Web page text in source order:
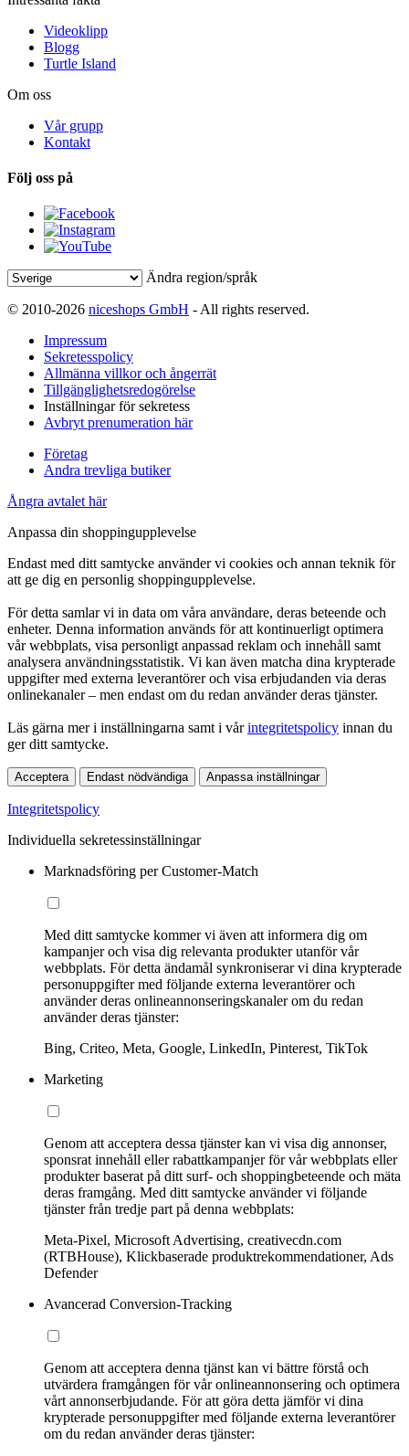
Videoklipp
Blogg
Turtle Island
Om oss
Vår grupp
Kontakt
Följ oss på
Ändra region/språk
© 2010-2026 niceshops GmbH - All rights reserved.
Impressum
Sekretesspolicy
Allmänna villkor och ångerrät
Tillgänglighetsredogörelse
Inställningar för sekretess
Avbryt prenumeration här
Företag
Andra trevliga butiker
Ångra avtalet här
Anpassa din shoppingupplevelse
Endast med ditt samtycke använder vi cookies och annan teknik för
att ge dig en personlig shoppingupplevelse.
För detta samlar vi in data om våra användare, deras beteende och
enheter. Denna information används för att kontinuerligt optimera
vår webbplats, visa personligt anpassad reklam och innehåll samt
analysera användningsstatistik. Vi kan även matcha dina krypterade
uppgifter med externa leverantörer och visa erbjudanden via deras
onlinekanaler – men endast om du redan använder deras tjänster.
Läs gärna mer i inställningarna samt i vårintegritetspolicy innan du
ger ditt samtycke.
Acceptera Endast nödvändiga Anpassa inställningar
Integritetspolicy
Individuella sekretessinställningar
Marknadsföring per Customer-Match
Med ditt samtycke kommer vi även att informera dig om
kampanjer och visa dig relevanta produkter utanför vår
webbplats. För detta ändamål synkroniserar vi dina krypterade
personuppgifter med följande externa leverantörer och
använder deras onlineannonseringskanaler om du redan
använder deras tjänster:
Bing, Criteo, Meta, Google, LinkedIn, Pinterest, TikTok
Marketing
Genom att acceptera dessa tjänster kan vi visa dig annonser,
sponsrat innehåll eller rabattkampanjer för vår webbplats eller
produkter baserat på ditt surf- och shoppingbeteende och mäta
deras framgång. Med ditt samtycke använder vi följande
tjänster från tredje part på denna webbplats:
Meta-Pixel, Microsoft Advertising, creativecdn.com
(RTBHouse), Klickbaserade produktrekommendationer, Ads
Defender
Avancerad Conversion-Tracking
Genom att acceptera denna tjänst kan vi bättre förstå och
utvärdera framgången för vår onlineannonsering och optimera
vårt annonserbjudande. För att göra detta jämför vi dina
krypterade personuppgifter med följande externa leverantörer
om du redan använder deras tjänster: